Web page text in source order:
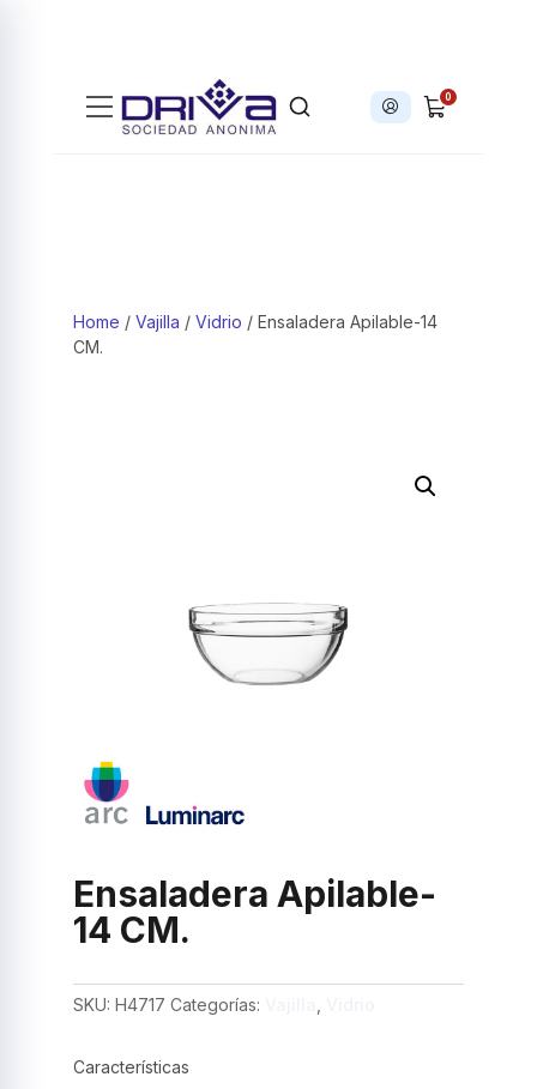
Iniciar sesión
0
Home / Vajilla / Vidrio / Ensaladera Apilable-14
CM.
Ensaladera Apilable-
14 CM.
SKU: H4717 Categorías:
Características